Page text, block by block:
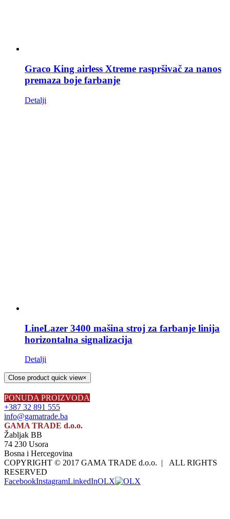
Graco King airless Xtreme raspršivač za nanos
premaza boje farbanje
Detalji
LineLazer 3400 mašina stroj za farbanje linija
horizontalna signalizacija
Detalji
Close product quick view×
PONUDA PROIZVODA
+387 32 891 555
info@gamatrade.ba
GAMA TRADE d.o.o.
Žabljak BB
74 230 Usora
Bosna i Hercegovina
COPYRIGHT © 2017 GAMA TRADE d.o.o. | ALL RIGHTS
RESERVED
FacebookInstagramLinkedInOLX